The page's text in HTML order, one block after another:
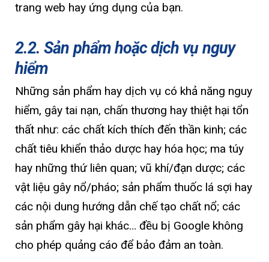
trang web hay ứng dụng của bạn.
2.2. Sản phẩm hoặc dịch vụ nguy
hiểm
Những sản phẩm hay dịch vụ có khả năng nguy
hiểm, gây tai nạn, chấn thương hay thiệt hại tổn
thất như: các chất kích thích đến thần kinh; các
chất tiêu khiển thảo dược hay hóa học; ma túy
hay những thứ liên quan; vũ khí/đạn dược; các
vật liệu gây nổ/pháo; sản phẩm thuốc lá sợi hay
các nội dung hướng dẫn chế tạo chất nổ; các
sản phẩm gây hại khác… đều bị Google không
cho phép quảng cáo để bảo đảm an toàn.